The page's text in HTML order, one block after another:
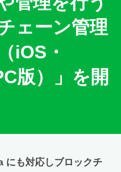
ェーン管理
iOS・
版）」を開
にも対応しブロックチ